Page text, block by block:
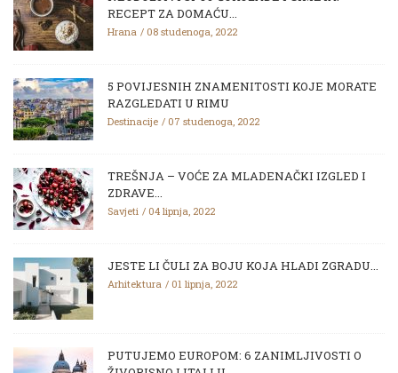
RECEPT ZA DOMAĆU...
Hrana 08 studenoga, 2022
5 POVIJESNIH ZNAMENITOSTI KOJE MORATE
RAZGLEDATI U RIMU
Destinacije 07 studenoga, 2022
TREŠNJA – VOĆE ZA MLADENAČKI IZGLED I
ZDRAVE...
Savjeti 04 lipnja, 2022
JESTE LI ČULI ZA BOJU KOJA HLADI ZGRADU...
Arhitektura 01 lipnja, 2022
PUTUJEMO EUROPOM: 6 ZANIMLJIVOSTI O